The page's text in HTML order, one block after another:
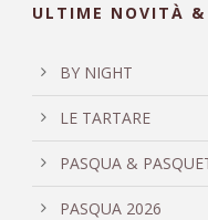
ULTIME NOVITÀ &
BY NIGHT
LE TARTARE
PASQUA &
PASQUA 2026